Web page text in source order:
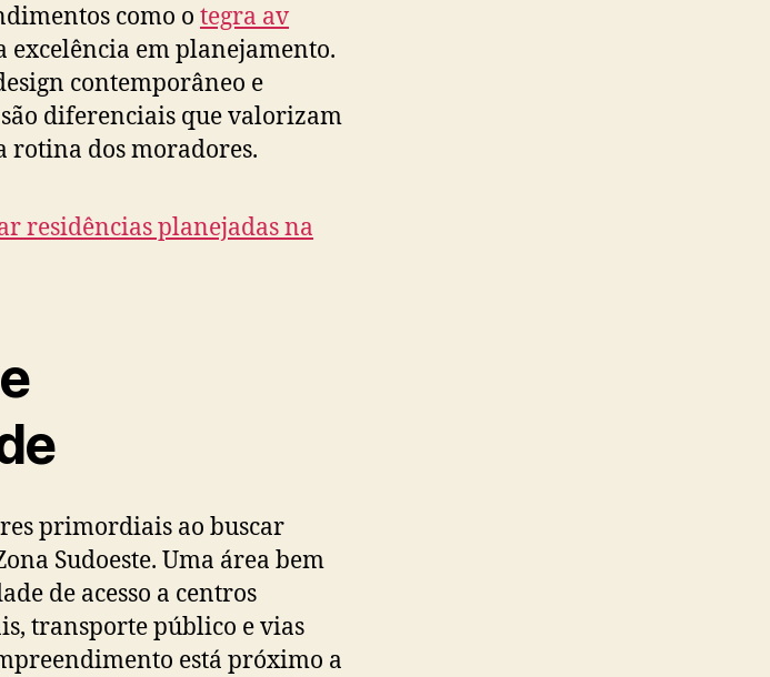
como o tegra av
excelência em planejamento.
contemporâneo e
diferenciais que valorizam
rotina dos moradores.
primordiais ao buscar
Sudoeste. Uma área bem
de acesso a centros
transporte público e vias
está próximo a